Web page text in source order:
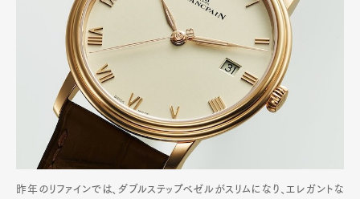
昨年のリファインでは、ダブルステップベゼルがスリムになり、エレガントな